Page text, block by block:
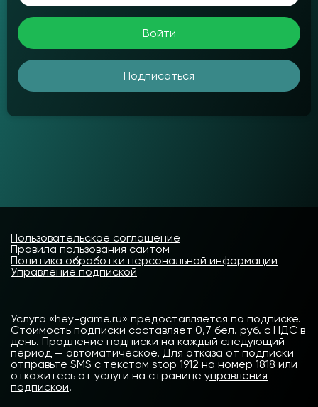
Войти
Подписаться
Пользовательское соглашение
Правила пользования сайтом
Политика обработки персональной информации
Управление подпиской
Услуга «hey-game.ru» предоставляется по подписке.
Стоимость подписки составляет 0,7 бел. руб. с НДС в
день. Продление подписки на каждый следующий
период — автоматическое. Для отказа от подписки
отправьте SMS с текстом stop 1912 на номер 1818 или
откажитесь от услуги на странице управления
подпиской.